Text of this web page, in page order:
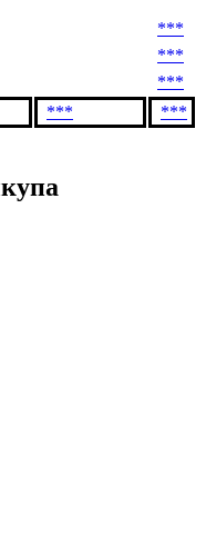
***
***
***